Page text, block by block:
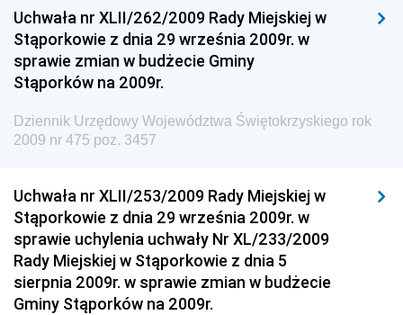
Dziennik Urzędowy Ministra Kultury, Dziedzictwa
Narodowego i Sportu
Dziennik Urzędowy Ministra Rodziny i Polityki
Społecznej
Dziennik Urzędowy Komendy Głównej Straży
Granicznej
Drogowego
Dziennik Urzędowy Narodowego Banku Polskiego
Dziennik Urzędowy Komendy Głównej Policji
Dziennik Urzędowy Ministra Pracy i Polityki
Społecznej
Uchwała nr XLII/262/2009 Rady Miejskiej w
Stąporkowie z dnia 29 września 2009r. w
sprawie zmian w budżecie Gminy
Stąporków na 2009r.
Dziennik Urzędowy Województwa Świętokrzyskiego rok
2009 nr 475 poz. 3457
Uchwała nr XLII/253/2009 Rady Miejskiej w
Stąporkowie z dnia 29 września 2009r. w
sprawie uchylenia uchwały Nr XL/233/2009
Rady Miejskiej w Stąporkowie z dnia 5
sierpnia 2009r. w sprawie zmian w budżecie
Gminy Stąporków na 2009r.